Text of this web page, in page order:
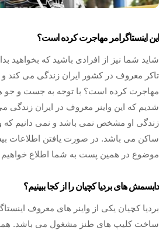
این اینستاگرامر مهاجرت کرده است؟
شاید شما نیز از افرادی باشید که بخواهید
تاکر معروف در کشور ایران زندگی می کند و
مهاجرت کرده است؟ با توجه به جست و جو
شدیم که این واینر معروف در ایران زندگی
زندگی او مشخص نمی باشد و نمی دانیم
ساکن می باشد. در صورت یافتن اطلاعات
موضوع در همین پست به شما اطلاع خواهیم
دابسمش های بردیا کچیان را از کجا ببینیم؟
بردیا کچیان یکی از واینر های معروف
ساخت کلیپ های طنز مشغول می باشد.